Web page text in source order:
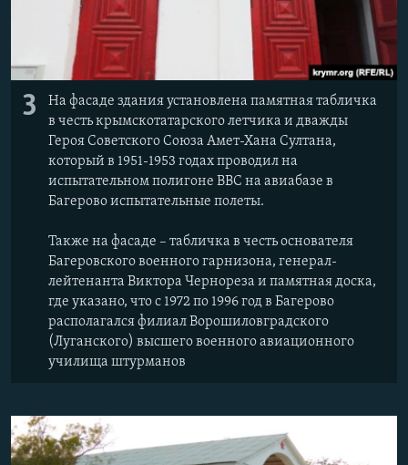
3
На фасаде здания установлена памятная табличка
в честь крымскотатарского летчика и дважды
Героя Советского Союза Амет-Хана Султана,
который в 1951-1953 годах проводил на
испытательном полигоне ВВС на авиабазе в
Багерово испытательные полеты.
Также на фасаде – табличка в честь основателя
Багеровского военного гарнизона, генерал-
лейтенанта Виктора Чернореза и памятная доска,
где указано, что с 1972 по 1996 год в Багерово
располагался филиал Ворошиловградского
(Луганского) высшего военного авиационного
училища штурманов